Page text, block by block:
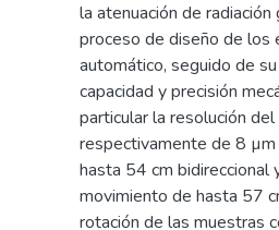
la atenuación de
proceso de diseño de
automático, seguido de
capacidad y precisión
particular la resolución
respectivamente de 8
hasta 54 cm bidireccional
movimiento de hasta 57
rotación de las muestras